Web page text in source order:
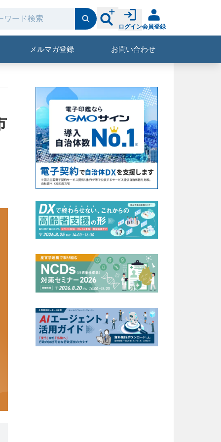
ログイン会員登録
メルマガ登録 お問い合わせ